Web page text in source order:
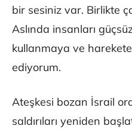
bir sesiniz var. Birlikte
Aslında insanları
kullanmaya ve
ediyorum.
Ateşkesi bozan İsrail
saldırıları yeniden